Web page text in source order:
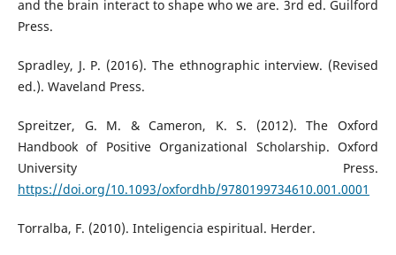
and the brain interact to shape who we are. 3rd ed. Guilford
Press.
Spradley, J. P. (2016). The ethnographic interview. (Revised
ed.). Waveland Press.
Spreitzer, G. M. & Cameron, K. S. (2012). The Oxford
Handbook of Positive Organizational Scholarship. Oxford
University Press.
https://doi.org/10.1093/oxfordhb/9780199734610.001.0001
Torralba, F. (2010). Inteligencia espiritual. Herder.